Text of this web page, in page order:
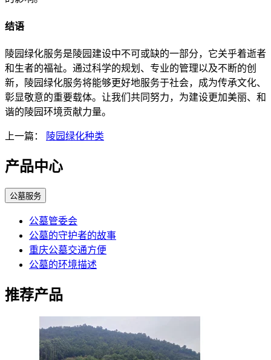
结语
陵园绿化服务是陵园建设中不可或缺的一部分，它关乎着逝者
和生者的福祉。通过科学的规划、专业的管理以及不断的创
新，陵园绿化服务将能够更好地服务于社会，成为传承文化、
彰显敬意的重要载体。让我们共同努力，为建设更加美丽、和
谐的陵园环境贡献力量。
上一篇： 陵园绿化种类
产品中心
公墓服务
公墓管委会
公墓的守护者的故事
重庆公墓交通方便
公墓的环境描述
推荐产品